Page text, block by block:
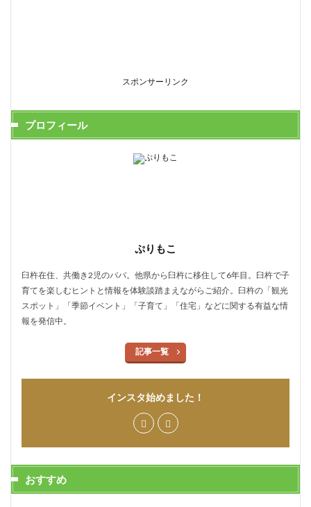
スポンサーリンク
プロフィール
ぷりもこ
臼杵在住、共働き2児のパパ。他県から臼杵に移住して6年目。臼杵で子
育てを楽しむヒントと情報を体験談踏まえながらご紹介。臼杵の「観光
スポット」「季節イベント」「子育て」「住宅」などに関する有益な情
報を発信中。
記事一覧
インスタ始めました！
おすすめ